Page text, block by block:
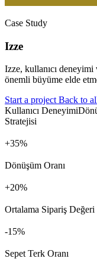
Case Study
Izze
Izze, kullanıcı
önemli büyüme elde
Start a projectBack to
Kullanıcı Deneyimi
Stratejisi
+ %
Dönüşüm Oranı
+ %
Ortalama Sipariş Değeri
%
Sepet Terk Oranı